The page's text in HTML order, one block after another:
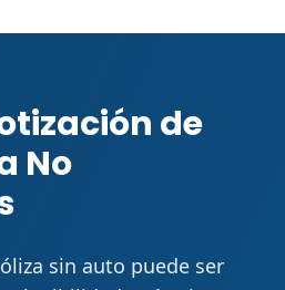
de
No
sin auto puede ser